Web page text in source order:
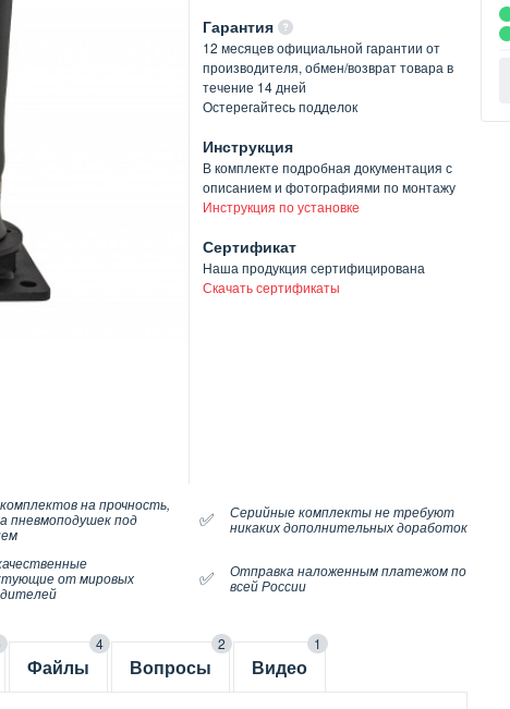
Гарантия
12 месяцев официальной гарантии от
производителя, обмен/возврат товара в
течение 14 дней
Остерегайтесь подделок
Инструкция
В комплекте подробная документация с
описанием и фотографиями по монтажу
Инструкция по установке
Сертификат
Наша продукция сертифицирована
Скачать сертификаты
на прочность,
пневмоподушек под
✅
Серийные комплекты не требуют
никаких дополнительных доработок
от мировых
✅
Отправка наложенным платежом по
всей России
Файлы
4
Вопросы
2
Видео
1